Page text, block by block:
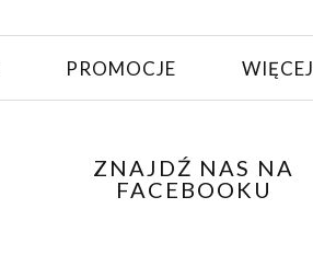
PROMOCJE WIĘCEJ
ZNAJDŹ NAS NA
FACEBOOKU